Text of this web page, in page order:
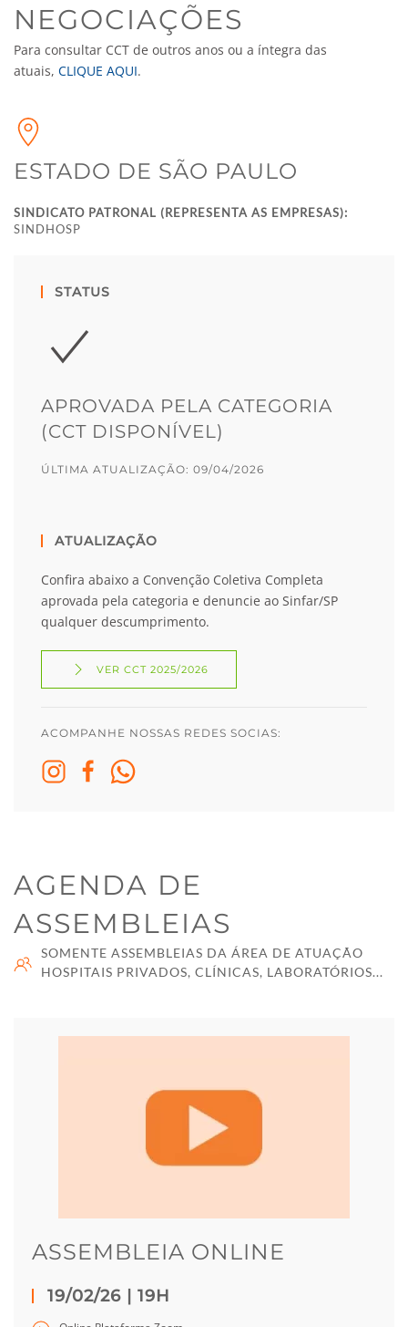
NEGOCIAÇÕES
Para consultar CCT de outros anos ou a íntegra das
atuais, CLIQUE AQUI.
ESTADO DE SÃO PAULO
SINDICATO PATRONAL (REPRESENTA AS EMPRESAS):
SINDHOSP
STATUS
APROVADA PELA CATEGORIA
(CCT DISPONÍVEL)
ÚLTIMA ATUALIZAÇÃO: 09/04/2026
ATUALIZAÇÃO
Confira abaixo a Convenção Coletiva Completa
aprovada pela categoria e denuncie ao Sinfar/SP
qualquer descumprimento.
VER CCT 2025/2026
ACOMPANHE NOSSAS REDES SOCIAS:
AGENDA DE
ASSEMBLEIAS
SOMENTE ASSEMBLEIAS DA ÁREA DE ATUAÇÃO
HOSPITAIS PRIVADOS, CLÍNICAS, LABORATÓRIOS...
ASSEMBLEIA ONLINE
19/02/26 | 19H